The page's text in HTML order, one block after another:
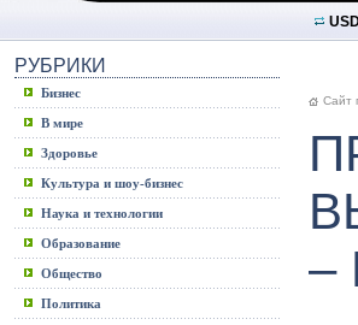
РУБРИКИ
Бизнес
В мире
Здоровье
Культура и шоу-бизнес
Наука и технологии
Образование
Общество
Политика
Сайт
–